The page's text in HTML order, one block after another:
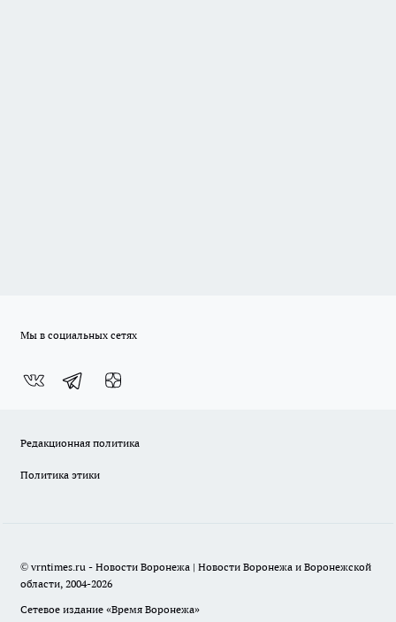
Мы в социальных сетях
Редакционная политика
Политика этики
© vrntimes.ru - Новости Воронежа | Новости Воронежа и Воронежской
области, 2004-2026
Сетевое издание «Время Воронежа»